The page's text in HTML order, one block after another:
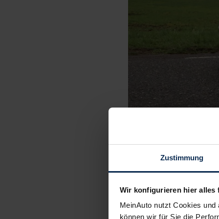
Zustimmung
Wir konfigurieren hier alles
MeinAuto nutzt Cookies
können wir für Sie die
Das Außenkleid des
zwei Zentimeter